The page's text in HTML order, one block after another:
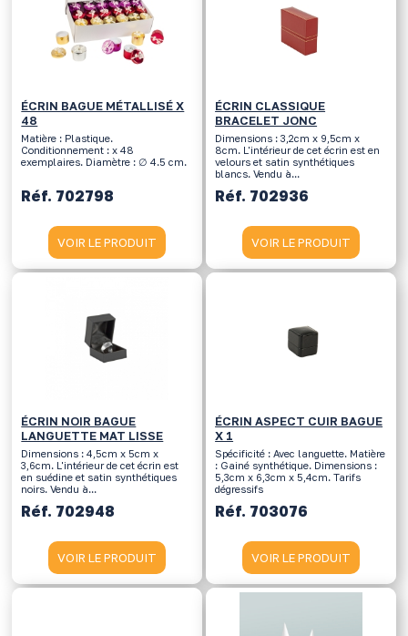
ÉCRIN BAGUE MÉTALLISÉ X
48
Matière : Plastique.
Conditionnement : x 48
exemplaires. Diamètre : ∅ 4.5 cm.
Réf. 702798
VOIR LE PRODUIT
ÉCRIN CLASSIQUE
BRACELET JONC
Dimensions : 3,2cm x 9,5cm x
8cm. L'intérieur de cet écrin est en
velours et satin synthétiques
blancs. Vendu à...
Réf. 702936
VOIR LE PRODUIT
ÉCRIN NOIR BAGUE
LANGUETTE MAT LISSE
Dimensions : 4,5cm x 5cm x
3,6cm. L'intérieur de cet écrin est
en suédine et satin synthétiques
noirs. Vendu à...
Réf. 702948
VOIR LE PRODUIT
ÉCRIN ASPECT CUIR BAGUE
X 1
Spécificité : Avec languette. Matière
: Gainé synthétique. Dimensions :
5,3cm x 6,3cm x 5,4cm. Tarifs
dégressifs
Réf. 703076
VOIR LE PRODUIT